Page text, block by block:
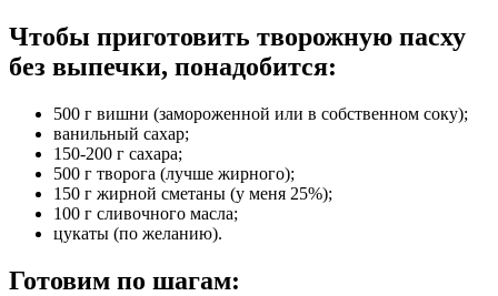
Чтобы приготовить творожную пасху
без выпечки, понадобится:
500 г вишни (замороженной или в собственном соку);
ванильный сахар;
150-200 г сахара;
500 г творога (лучше жирного);
150 г жирной сметаны (у меня 25%);
100 г сливочного масла;
цукаты (по желанию).
Готовим по шагам: